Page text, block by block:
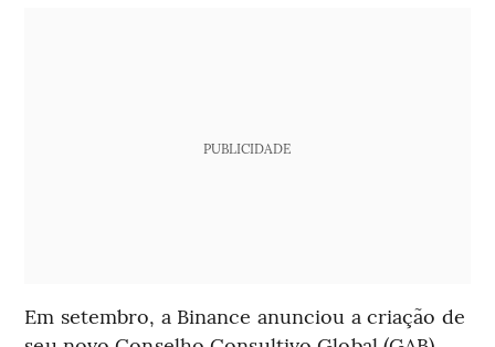
PUBLICIDADE
Em setembro, a Binance anunciou a criação de